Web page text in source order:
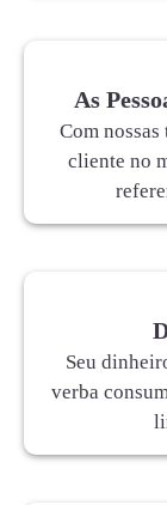
As
Com
cliente no
Seu
verba